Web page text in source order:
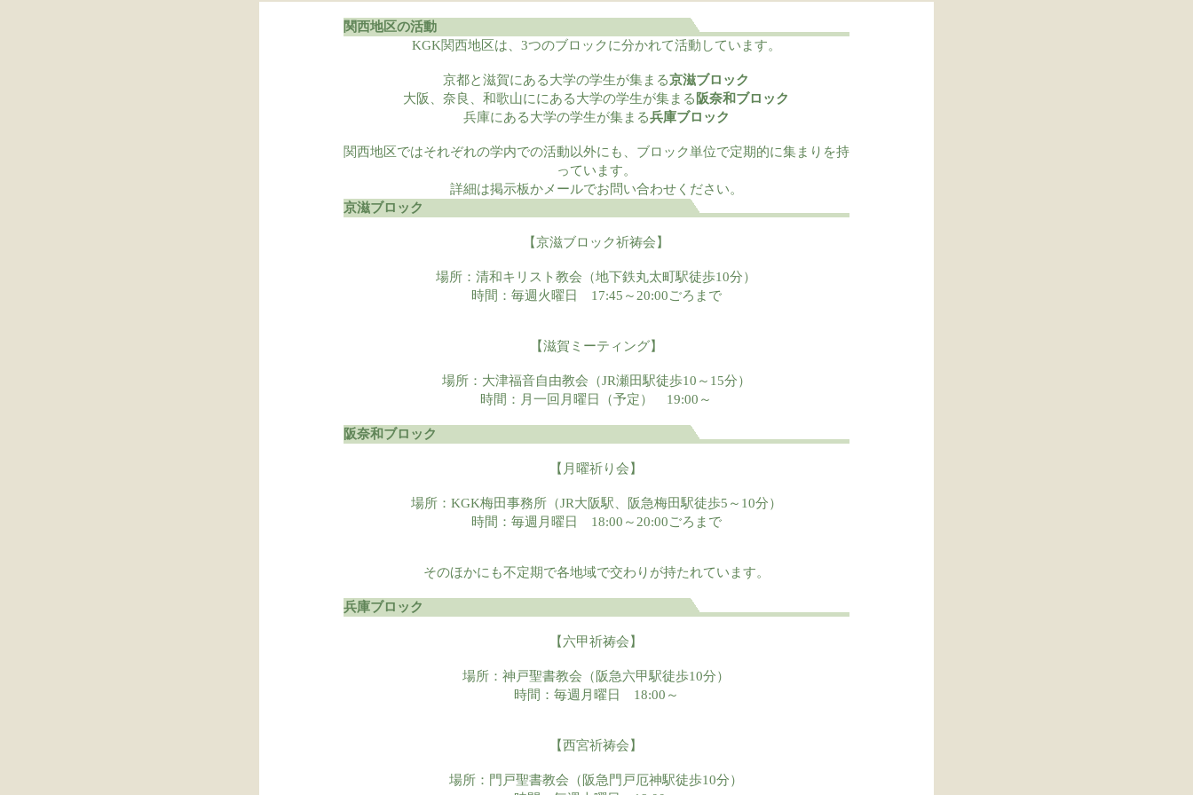
関西地区の活動
KGK関西地区は、3つのブロックに分かれて活動しています。
京都と滋賀にある大学の学生が集まる京滋ブロック
大阪、奈良、和歌山ににある大学の学生が集まる 阪奈和ブロック
兵庫にある大学の学生が集まる兵庫ブロック
関西地区ではそれぞれの学内での活動以外にも、ブロック単位で定期的に集まりを持
っています。
詳細は掲示板かメールでお問い合わせください。
京滋ブロック
【京滋ブロック祈祷会】
場所：清和キリスト教会（地下鉄丸太町駅徒歩10分）
時間：毎週火曜日 17:45～20:00ごろまで
【滋賀ミーティング】
場所：大津福音自由教会（JR瀬田駅徒歩10～15分）
時間：月一回月曜日（予定） 19:00～
阪奈和ブロック
【月曜祈り会】
場所：KGK梅田事務所（JR大阪駅、阪急梅田駅徒歩5～10分）
時間：毎週月曜日 18:00～20:00ごろまで
そのほかにも不定期で各地域で交わりが持たれています。
兵庫ブロック
【六甲祈祷会】
場所：神戸聖書教会（阪急六甲駅徒歩10分）
時間：毎週月曜日 18:00～
【西宮祈祷会】
場所：門戸聖書教会（阪急門戸厄神駅徒歩10分）